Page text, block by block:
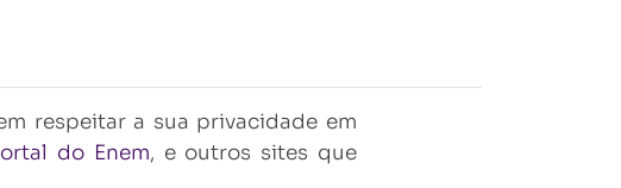
respeitar a sua privacidade em
do Enem, e outros sites que